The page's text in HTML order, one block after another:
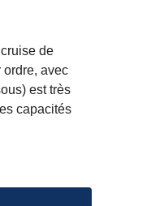
de
ordre, avec
est très
capacités